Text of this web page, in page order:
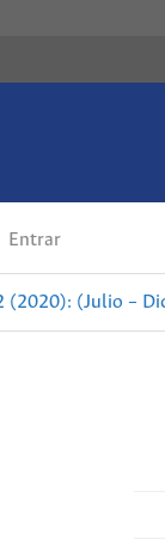
Entrar
(2020): (Julio –